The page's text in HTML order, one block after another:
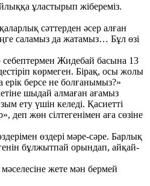
ұластырып жібереміз.
сәттерден әсер алған
саламыз да жатамыз… Бұл өзі
Жидебай басына 13
көрмеген. Бірақ, осы жолы
берсе не болғанымыз?»
шыдай алмаған ағамыз
ету үшін келеді. Қасиетті
жөн сілтегенімен аға сөзіне
өздері мәре-сәре. Барлық
бұлжытпай орындап, айқай-
жете мән бермей